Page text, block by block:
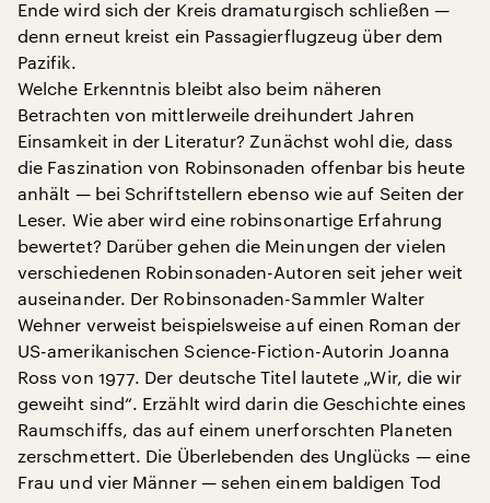
Ende wird sich der Kreis dramaturgisch schließen —
denn erneut kreist ein Passagierflugzeug über dem
Pazifik.
Welche Erkenntnis bleibt also beim näheren
Betrachten von mittlerweile dreihundert Jahren
Einsamkeit in der Literatur? Zunächst wohl die, dass
die Faszination von Robinsonaden offenbar bis heute
anhält — bei Schriftstellern ebenso wie auf Seiten der
Leser. Wie aber wird eine robinsonartige Erfahrung
bewertet? Darüber gehen die Meinungen der vielen
verschiedenen Robinsonaden-Autoren seit jeher weit
auseinander. Der Robinsonaden-Sammler Walter
Wehner verweist beispielsweise auf einen Roman der
US-amerikanischen Science-Fiction-Autorin Joanna
Ross von 1977. Der deutsche Titel lautete „Wir, die wir
geweiht sind“. Erzählt wird darin die Geschichte eines
Raumschiffs, das auf einem unerforschten Planeten
zerschmettert. Die Überlebenden des Unglücks — eine
Frau und vier Männer — sehen einem baldigen Tod